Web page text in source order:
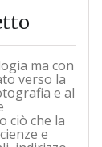
ma con
verso la
e al
ciò che la
e